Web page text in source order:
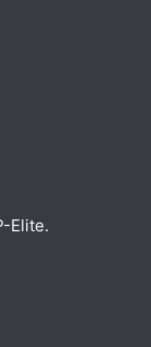
Elite.